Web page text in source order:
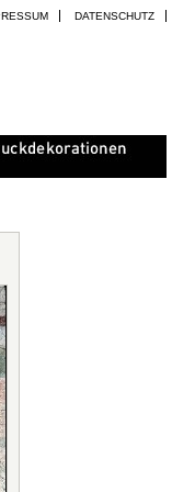
DATENSCHUTZ